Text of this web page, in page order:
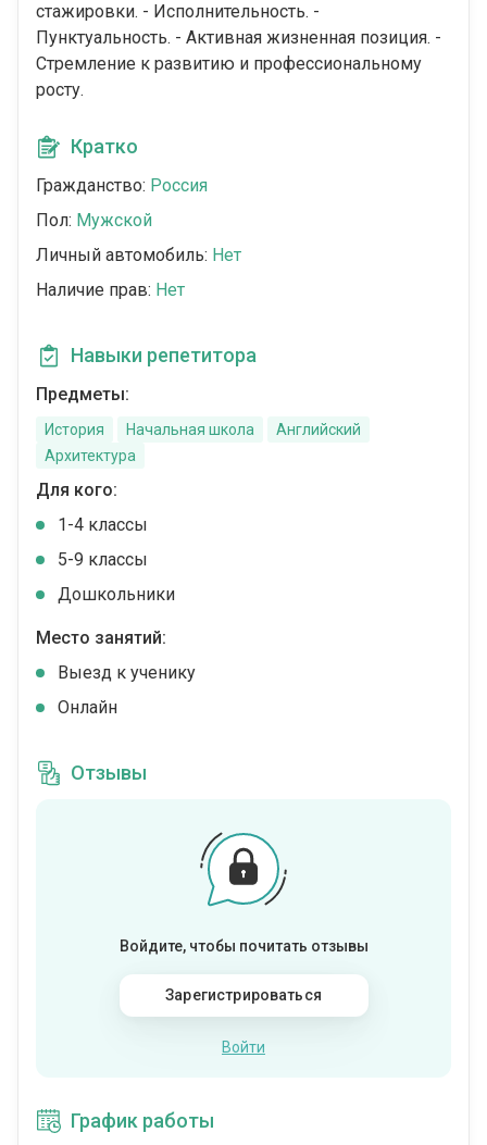
стажировки. - Исполнительность. -
Пунктуальность. - Активная жизненная позиция. -
Стремление к развитию и профессиональному
росту.
Кратко
Гражданство: Россия
Пол: Мужской
Личный автомобиль: Нет
Наличие прав: Нет
Навыки репетитора
Предметы:
История Начальная школа
Английский
Архитектура
Для кого:
1-4 классы
5-9 классы
Дошкольники
Место занятий:
Выезд к ученику
Онлайн
Отзывы
Войдите, чтобы почитать отзывы
Зарегистрироваться
Войти
График работы